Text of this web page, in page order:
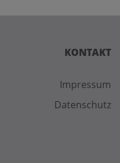
KONTAKT
Impressum
Datenschutz